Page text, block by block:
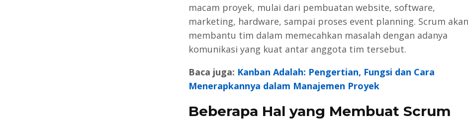
macam proyek, mulai dari pembuatan website, software,
marketing, hardware, sampai proses event planning. Scrum akan
membantu tim dalam memecahkan masalah dengan adanya
komunikasi yang kuat antar anggota tim tersebut.
Baca juga: Kanban Adalah: Pengertian, Fungsi dan Cara
Menerapkannya dalam Manajemen Proyek
Beberapa Hal yang Membuat Scrum